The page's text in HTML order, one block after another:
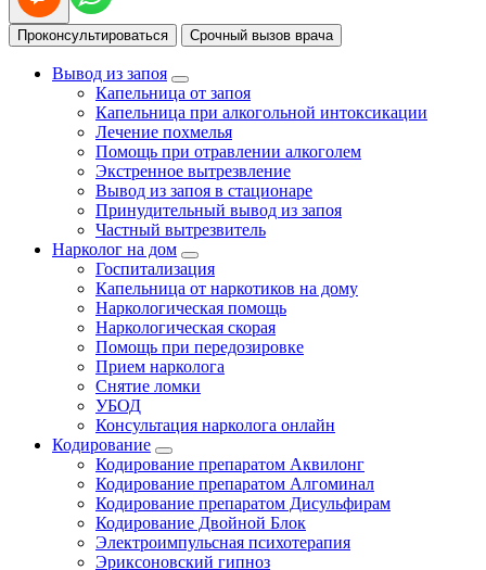
Проконсультироваться Срочный вызов врача
Вывод из запоя
Капельница от запоя
Капельница при алкогольной интоксикации
Лечение похмелья
Помощь при отравлении алкоголем
Экстренное вытрезвление
Вывод из запоя в стационаре
Принудительный вывод из запоя
Частный вытрезвитель
Нарколог на дом
Госпитализация
Капельница от наркотиков на дому
Наркологическая помощь
Наркологическая скорая
Помощь при передозировке
Прием нарколога
Снятие ломки
УБОД
Консультация нарколога онлайн
Кодирование
Кодирование препаратом Аквилонг
Кодирование препаратом Алгоминал
Кодирование препаратом Дисульфирам
Кодирование Двойной Блок
Электроимпульсная психотерапия
Эриксоновский гипноз